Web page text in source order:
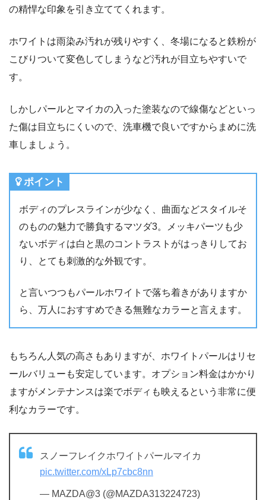
の精悍な印象を引き立ててくれます。
ホワイトは雨染み汚れが残りやすく、冬場になると鉄粉が
こびりついて変色してしまうなど汚れが目立ちやすいで
す。
しかしパールとマイカの入った塗装なので線傷などといっ
た傷は目立ちにくいので、洗車機で良いですからまめに洗
車しましょう。
ポイント
ボディのプレスラインが少なく、曲面などスタイルそ
のものの魅力で勝負するマツダ3。メッキパーツも少
ないボディは白と黒のコントラストがはっきりしてお
り、とても刺激的な外観です。
と言いつつもパールホワイトで落ち着きがありますか
ら、万人におすすめできる無難なカラーと言えます。
もちろん人気の高さもありますが、ホワイトパールはリセ
ールバリューも安定しています。オプション料金はかかり
ますがメンテナンスは楽でボディも映えるという非常に便
利なカラーです。
スノーフレイクホワイトパールマイカ
pic.twitter.com/xLp7cbc8nn
— MAZDA@3 (@MAZDA313224723)